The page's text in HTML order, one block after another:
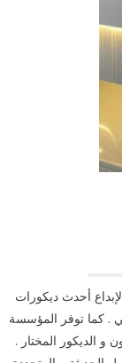
أحدث ديكورات
. كما توفر المؤسسة
الديكور المختار .